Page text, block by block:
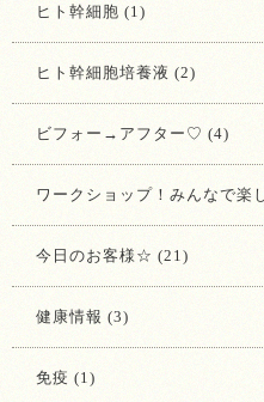
ヒト幹細胞 (1)
ヒト幹細胞培養液 (2)
ビフォー→アフター♡ (4)
ワークショップ！みんなで楽
今日のお客様☆ (21)
健康情報 (3)
免疫 (1)